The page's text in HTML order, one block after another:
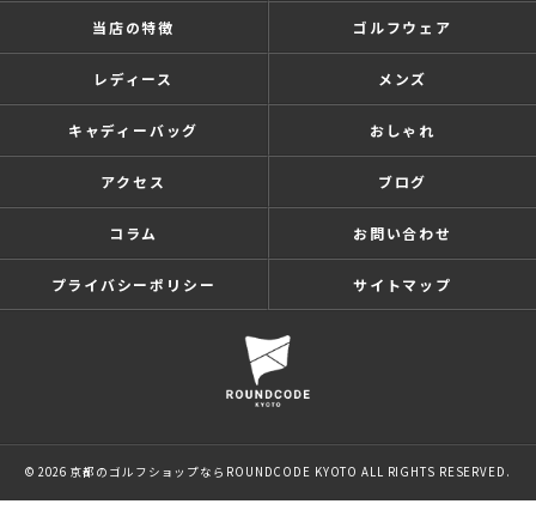
当店の特徴 ゴルフウェア
レディース メンズ
キャディーバッグ おしゃれ
アクセス ブログ
コラム お問い合わせ
プライバシーポリシー サイトマップ
© 2026 京都のゴルフショップならROUNDCODE KYOTO ALL RIGHTS RESERVED.